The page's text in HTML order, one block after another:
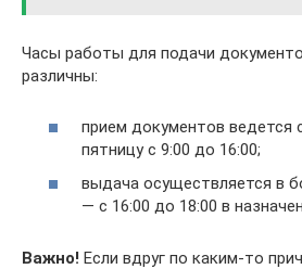
Часы работы для подачи
различны:
прием документов ведется
пятницу с 9:00 до 16:00;
выдача осуществляется в
— с 16:00 до 18:00 в
Важно! Если вдруг по каким-то